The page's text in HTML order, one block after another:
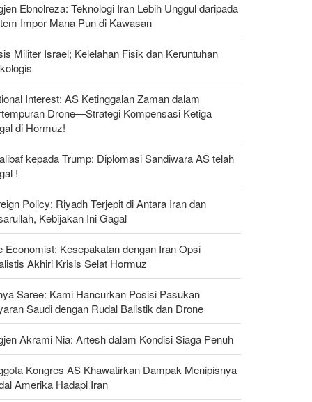
Ebnolreza: Teknologi Iran Lebih Unggul daripada
Impor Mana Pun di Kawasan
Militer Israel; Kelelahan Fisik dan Keruntuhan
Interest: AS Ketinggalan Zaman dalam
Drone—Strategi Kompensasi Ketiga
di Hormuz!
kepada Trump: Diplomasi Sandiwara AS telah
!
Policy: Riyadh Terjepit di Antara Iran dan
Kebijakan Ini Gagal
Economist: Kesepakatan dengan Iran Opsi
Akhiri Krisis Selat Hormuz
Saree: Kami Hancurkan Posisi Pasukan
Saudi dengan Rudal Balistik dan Drone
Akrami Nia: Artesh dalam Kondisi Siaga Penuh
Kongres AS Khawatirkan Dampak Menipisnya
Amerika Hadapi Iran